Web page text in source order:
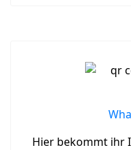
Hier bekommt ihr